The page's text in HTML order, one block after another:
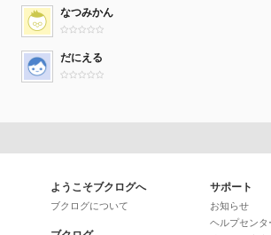
なつみかん
だにえる
ようこそブクログへ
ブクログについて
サポート
お知らせ
ヘルプセンタ